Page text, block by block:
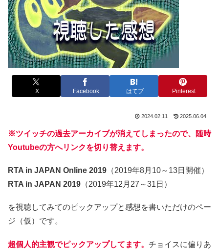
X Facebook はてブ Pinterest
2024.02.11 2025.06.04
※ツイッチの過去アーカイブが消えてしまったので、随時
Youtubeの方へリンクを切り替えます。
RTA in JAPAN Online 2019 （2019年8月10～13日開催）
RTA in JAPAN 2019 （2019年12月27～31日）
を視聴してみてのピックアップと感想を書いただけのペー
ジ（仮）です。
超個人的主観でピックアップしてます。 チョイスに偏りあ